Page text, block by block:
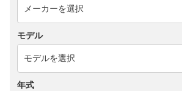
モデル
年式